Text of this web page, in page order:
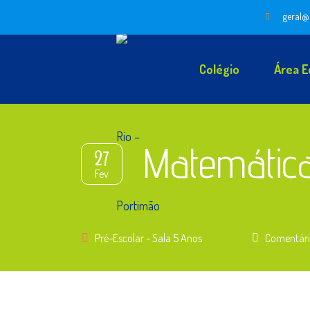
Colégio Área
27
Fev
Pré-Escolar - Sala 5 Anos